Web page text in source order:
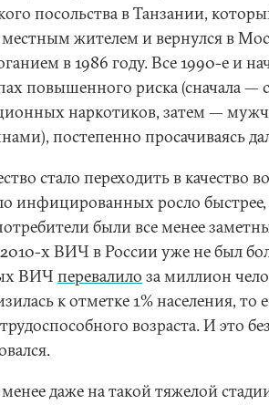
посольства в Танзании,
местным жителем и вернулся в
в 1986 году. Все 1990-е и
повышенного риска (сначала —
наркотиков, затем —
постепенно просачиваясь
стало переходить в качество
инфицированных росло быстрее,
были все менее
х ВИЧ в России уже не был
ВИЧ перевалило за миллион
к отметке 1% населения, то
возраста. И это
даже на такой тяжелой